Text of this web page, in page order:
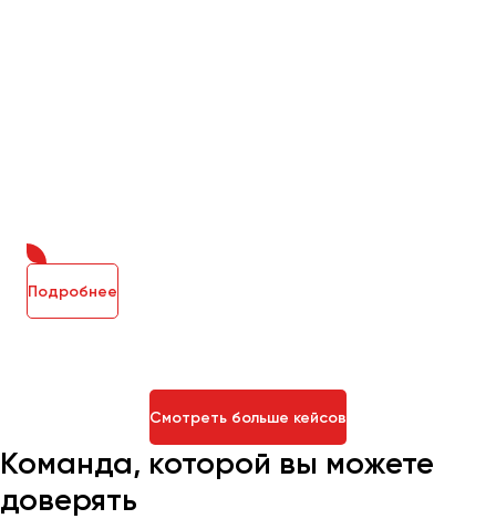
Подробнее
Смотреть больше кейсов
Команда, которой вы можете
доверять